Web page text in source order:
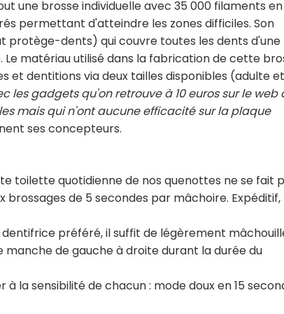
une brosse individuelle avec 35 000 filaments en
permettant d'atteindre les zones difficiles. Son
protège-dents) qui couvre toutes les dents d'une
Le matériau utilisé dans la fabrication de cette
et dentitions via deux tailles disponibles (adulte et
les gadgets qu'on retrouve à 10 euros sur le web
mais qui n'ont aucune efficacité sur la plaque
ses concepteurs.
toilette quotidienne de nos quenottes ne se fait
brossages de 5 secondes par mâchoire. Expéditif,
dentifrice préféré, il suffit de légèrement
manche de gauche à droite durant la durée du
la sensibilité de chacun : mode doux en 15